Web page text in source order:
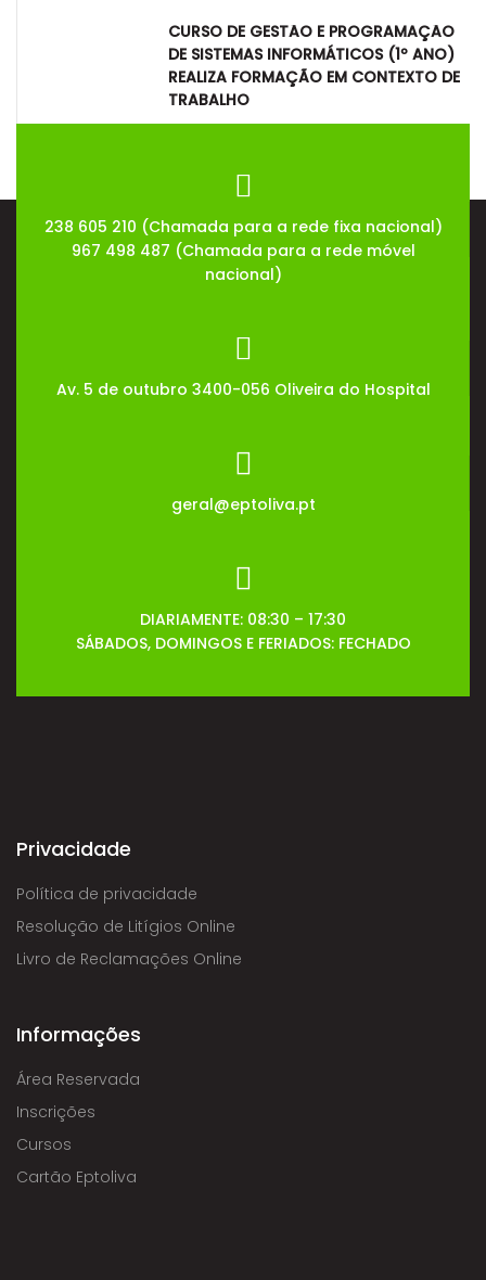
CURSO DE GESTÃO E PROGRAMAÇÃO
DE SISTEMAS INFORMÁTICOS (1º ANO)
REALIZA FORMAÇÃO EM CONTEXTO DE
TRABALHO
238 605 210 (Chamada para a rede fixa nacional)
967 498 487 (Chamada para a rede móvel
nacional)
Av. 5 de outubro 3400-056 Oliveira do Hospital
geral@eptoliva.pt
DIARIAMENTE: 08:30 – 17:30
SÁBADOS, DOMINGOS E FERIADOS: FECHADO
Privacidade
Política de privacidade
Resolução de Litígios Online
Livro de Reclamações Online
Informações
Área Reservada
Inscrições
Cursos
Cartão Eptoliva